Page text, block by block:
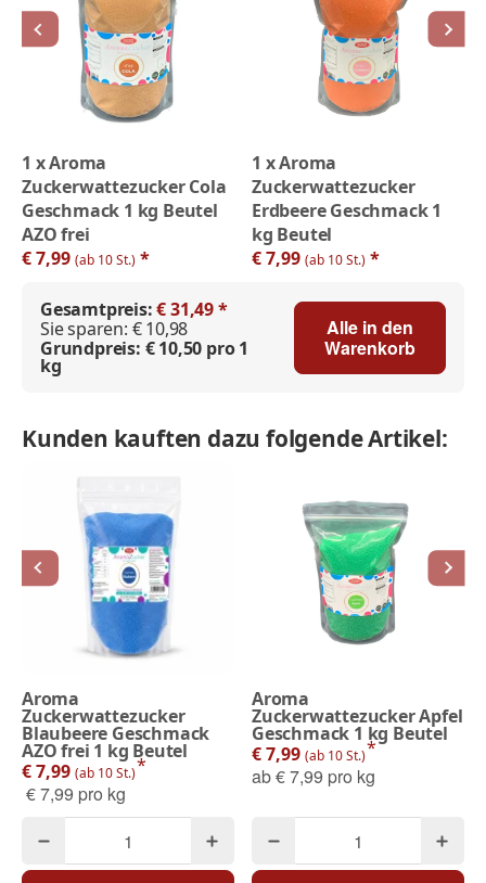
1 xAroma
Zuckerwattezucker Cola
Geschmack 1 kg Beutel
AZO frei
€ 7,99 (ab 10 St.) *
1 xAroma
Zuckerwattezucker
Erdbeere Geschmack 1
kg Beutel
€ 7,99 (ab 10 St.) *
Gesamtpreis:€ 31,49 *
Sie sparen: € 10,98
Grundpreis: € 10,50 pro 1
kg
Alle in den
Warenkorb
Kunden kauften dazu folgende Artikel:
Aroma
Zuckerwattezucker
Blaubeere Geschmack
AZO frei 1 kg Beutel
€ 7,99 (ab 10 St.)*
€ 7,99 pro kg
Aroma
Zuckerwattezucker Apfel
Geschmack 1 kg Beutel
€ 7,99 (ab 10 St.)*
ab€ 7,99 pro kg